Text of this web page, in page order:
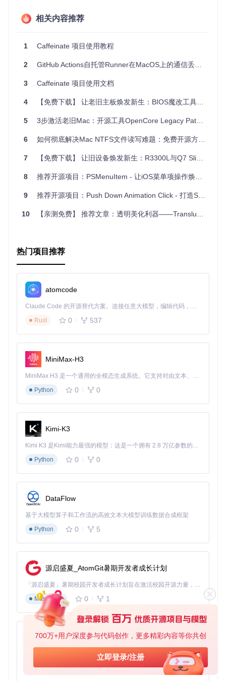
700万+用户深度参与代码创作，更多精彩内容等你共创
立即登录/注册
查。
简洁的API设计 ：简单的安装过程和清晰的接口让开发者快
高效的性能：经过大型数据库测试，确保了即使在高负载下
高度定制化：支持复杂的业务逻辑，如跳过某些邮件发送或
全面的文档：提供了详细的使用指南和代码文档，帮助开发
活跃的社区支持：项目维护者积极回应问题，鼓励贡献，并
用。
如果你在代码中遇到类似ActionMailer的复杂情况，或者有大
立即尝试这个利器，让你的应用焕发新的活力！
查看 官方文档
此项目遵循
相关内容推荐
1 Caffeinate 项目使用教程
2 GitHub Actions自托管Runner在MacOS上的通信丢失问题分析与解决方案
3 Caffeinate 项目使用文档
4 【免费下载】 让老旧主板焕发新生：BIOS魔改工具集推荐
5 3步激活老旧Mac：开源工具OpenCore Legacy Patcher实现硬件适配与性能重生
6 如何彻底解决Mac NTFS文件读写难题：免费开源方案全攻略
7 【免费下载】 让旧设备焕发新生：R3300L与Q7 SlimBoxTV/ATV Android 9固件推荐
8 推荐开源项目：PSMenuItem - 让iOS菜单项操作焕然一新
9 推荐开源项目：Push Down Animation Click - 打造Spotify风格的交互体验
10 【亲测免费】 推荐文章：透明美化利器——TranslucentSM
热门项目推荐
atomcode
Claude Code 的开源替代方案。连接任意大模型，编辑代码，运行命令，自动验证 — 全自动执行。用 Rust 构建，极致性能。 ｜ An open-source alternative to Claude Code. Connect any LLM, edit code, run commands, and verify changes — autonomously. Built in Rust for speed. Get Started
Rust
0 537
MiniMax-H3
MiniMax H3 是一个通用的全模态生成系统。它支持对由文本、图像、视频和音频组成的多模态上下文进行统一理解，并能生成分辨率高达 2K、时长可达 15 秒的带原生立体声音频的视频。得益于面向任务泛化的系统设计，H3 在预训练阶段就已具备广泛的多模态上下文理解与生成能力，能够出色地执行复杂的多模态指令。
Python
0 0
Kimi-K3
Kimi K3 是Kimi能力最强的模型：这是一个拥有 2.8 万亿参数的混合专家（MoE）模型，具备原生视觉理解能力，并支持 100 万 token 的上下文窗口。
Python
0 0
DataFlow
基于大模型算子和工作流的高效文本大模型训练数据合成框架
Python
0 5
源启盛夏_AtomGit暑期开发者成长计划
「源启盛夏」暑期校园开发者成长计划旨在激活校园开源力量，通过积分激励、认证扶持、资源倾斜等形式，引导高校组织和开发者完成「入驻 — 建项目 — 做贡献 — 获认证 — 得资源」的完整闭环。无论你是想带领社团入驻平台的组织者，还是希望用代码贡献证明自己的开发者，都能在这里找到属于你的成长路径。
Markdown
0 1
py-xiaozhi
基于Python的Xiaozhi AI，适用于想要完整Xiaozhi体验而无需拥有专用硬件的用户。
Python
0 1